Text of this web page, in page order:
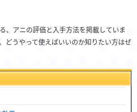
、アニの評価と入手方法を掲載していま
どうやって使えばいいのか知りたい方はぜ